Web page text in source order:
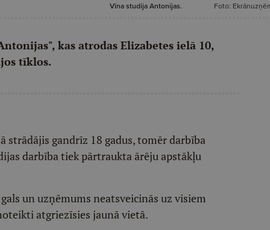
Vīna studija Antonijas.
Foto:
kas atrodas Elizabetes ielā 10,
tīklos.
strādājis gandrīz 18 gadus, tomēr darbība
darbība tiek pārtraukta ārēju apstākļu
un uzņēmums neatsveicinās uz visiem
atgriezīsies jaunā vietā.